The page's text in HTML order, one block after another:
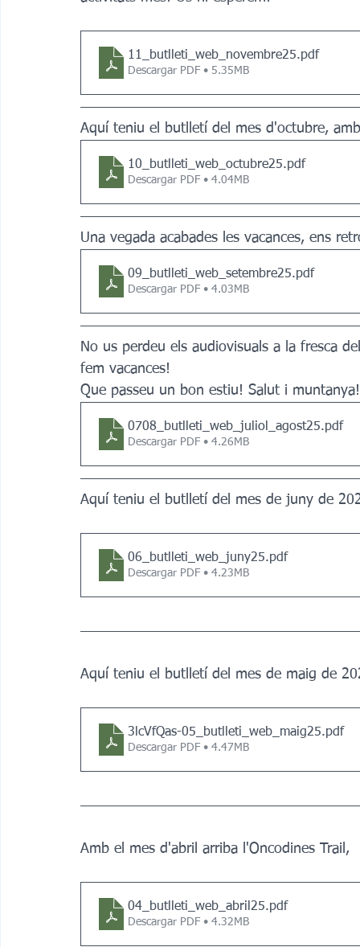
11_butlleti_web_novembre25.pdf
Descargar PDF • 5.35MB
Aquí teniu el butlletí del mes d'octubre,
10_butlleti_web_octubre25.pdf
Descargar PDF • 4.04MB
Una vegada acabades les vacances, ens
09_butlleti_web_setembre25.pdf
Descargar PDF • 4.03MB
No us perdeu els audiovisuals a la fresca
fem vacances!
Que passeu un bon estiu! Salut i muntanya!
0708_butlleti_web_juliol_agost25.pdf
Descargar PDF • 4.26MB
Aquí teniu el butlletí del mes de juny de
06_butlleti_web_juny25.pdf
Descargar PDF • 4.23MB
Aquí teniu el butlletí del mes de maig de
3lcVfQas-05_butlleti_web_maig25.pdf
Descargar PDF • 4.47MB
Amb el mes d'abril arriba l'Oncodines
04_butlleti_web_abril25.pdf
Descargar PDF • 4.32MB